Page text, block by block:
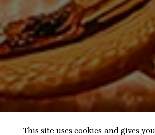
This site uses cookies and gives